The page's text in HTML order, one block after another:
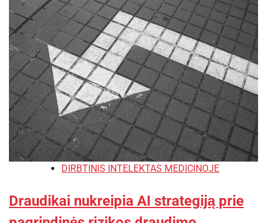
DIRBTINIS INTELEKTAS MEDICINOJE
Draudikai nukreipia AI strategiją prie